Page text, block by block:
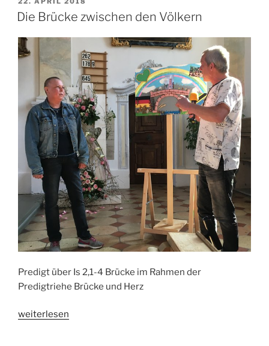
dem
Hirten“
AM
Die Brücke zwischen den Völkern
Predigt über Is 2,1-4 Brücke im Rahmen der
Predigtriehe Brücke und Herz
„Die
weiterlesen